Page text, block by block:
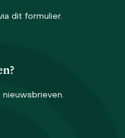
dit formulier.
nieuwsbrieven.